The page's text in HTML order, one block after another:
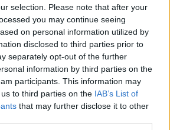
selection. Please note that after your
you may continue seeing
on personal information utilized by
disclosed to third parties prior to
separately opt-out of the further
information by third parties on the
participants. This information may
to third parties on the IAB’s List of
that may further disclose it to other
kertoi äskettäin
ja pitävänsä
Yhteistyössä